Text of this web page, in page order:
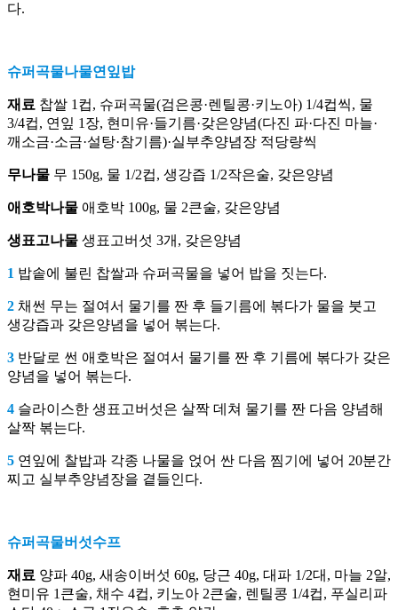
다.
슈퍼곡물나물연잎밥
재료 찹쌀 1컵, 슈퍼곡물(검은콩·렌틸콩·키노아) 1/4컵씩, 물
3/4컵, 연잎 1장, 현미유·들기름·갖은양념(다진 파·다진 마늘·
깨소금·소금·설탕·참기름)·실부추양념장 적당량씩
무나물 무 150g, 물 1/2컵, 생강즙 1/2작은술, 갖은양념
애호박나물 애호박 100g, 물 2큰술, 갖은양념
생표고나물 생표고버섯 3개, 갖은양념
1 밥솥에 불린 찹쌀과 슈퍼곡물을 넣어 밥을 짓는다.
2 채썬 무는 절여서 물기를 짠 후 들기름에 볶다가 물을 붓고
생강즙과 갖은양념을 넣어 볶는다.
3 반달로 썬 애호박은 절여서 물기를 짠 후 기름에 볶다가 갖은
양념을 넣어 볶는다.
4 슬라이스한 생표고버섯은 살짝 데쳐 물기를 짠 다음 양념해
살짝 볶는다.
5 연잎에 찰밥과 각종 나물을 얹어 싼 다음 찜기에 넣어 20분간
찌고 실부추양념장을 곁들인다.
슈퍼곡물버섯수프
재료 양파 40g, 새송이버섯 60g, 당근 40g, 대파 1/2대, 마늘 2알,
현미유 1큰술, 채수 4컵, 키노아 2큰술, 렌틸콩 1/4컵, 푸실리파